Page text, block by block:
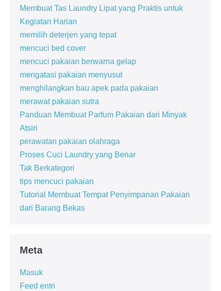
Membuat Tas Laundry Lipat yang Praktis untuk
Kegiatan Harian
memilih deterjen yang tepat
mencuci bed cover
mencuci pakaian berwarna gelap
mengatasi pakaian menyusut
menghilangkan bau apek pada pakaian
merawat pakaian sutra
Panduan Membuat Parfum Pakaian dari Minyak
Atsiri
perawatan pakaian olahraga
Proses Cuci Laundry yang Benar
Tak Berkategori
tips mencuci pakaian
Tutorial Membuat Tempat Penyimpanan Pakaian
dari Barang Bekas
Meta
Masuk
Feed entri